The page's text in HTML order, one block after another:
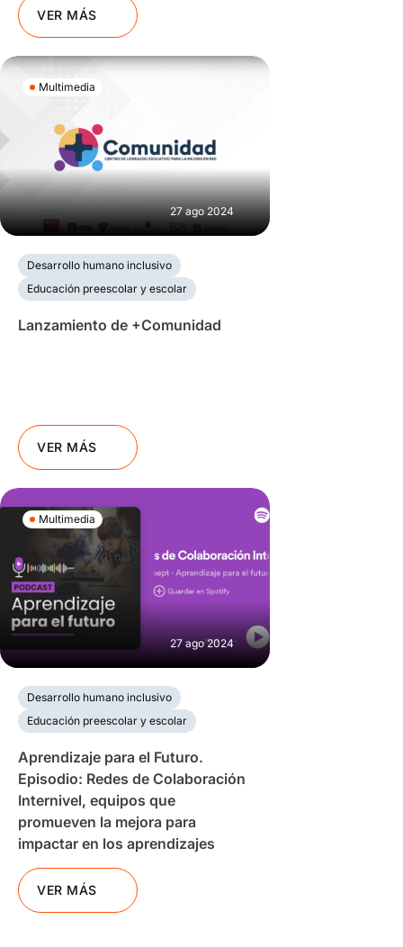
VER MÁS
Multimedia
27 ago 2024
Desarrollo humano inclusivo
Educación preescolar y escolar
Lanzamiento de +Comunidad
VER MÁS
Multimedia
27 ago 2024
Desarrollo humano inclusivo
Educación preescolar y escolar
Aprendizaje para el Futuro.
Episodio: Redes de Colaboración
Internivel, equipos que
promueven la mejora para
impactar en los aprendizajes
VER MÁS